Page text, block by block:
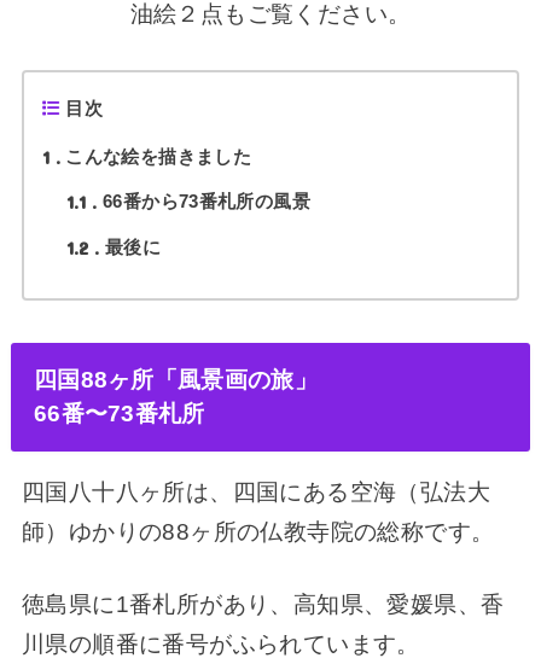
油絵２点もご覧ください。
目次
1 こんな絵を描きました
1.1 66番から73番札所の風景
1.2 最後に
四国88ヶ所「風景画の旅」
66番〜73番札所
四国八十八ヶ所は、四国にある空海（弘法大
師）ゆかりの88ヶ所の仏教寺院の総称です。
徳島県に1番札所があり、高知県、愛媛県、香
川県の順番に番号がふられています。